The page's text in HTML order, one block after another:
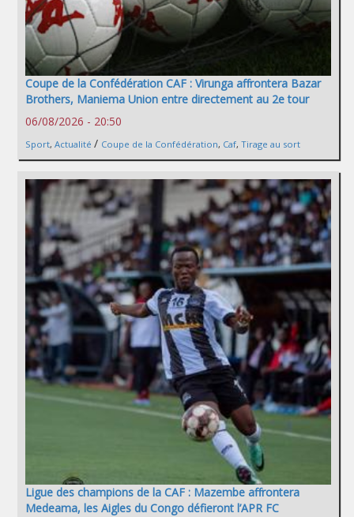
Coupe de la Confédération CAF : Virunga affrontera Bazar
Brothers, Maniema Union entre directement au 2e tour
06/08/2026 - 20:50
Sport, Actualité / Coupe de la Confédération, Caf, Tirage au sort
Ligue des champions de la CAF : Mazembe affrontera
Medeama, les Aigles du Congo défieront l’APR FC